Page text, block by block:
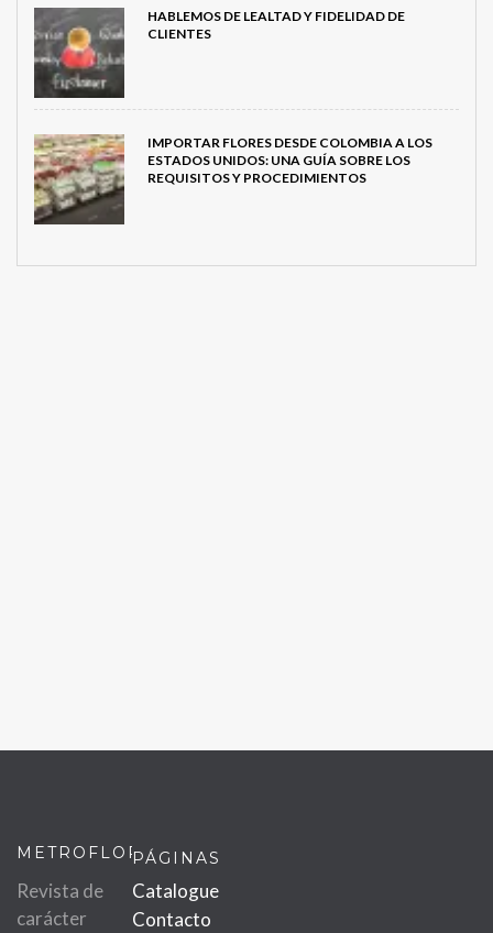
HABLEMOS DE LEALTAD Y FIDELIDAD DE
CLIENTES
IMPORTAR FLORES DESDE COLOMBIA A LOS
ESTADOS UNIDOS: UNA GUÍA SOBRE LOS
REQUISITOS Y PROCEDIMIENTOS
METROFLOR
Revista de
carácter
PÁGINAS
Catalogue
Contacto